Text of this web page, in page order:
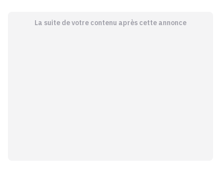
La suite de votre contenu après cette annonce